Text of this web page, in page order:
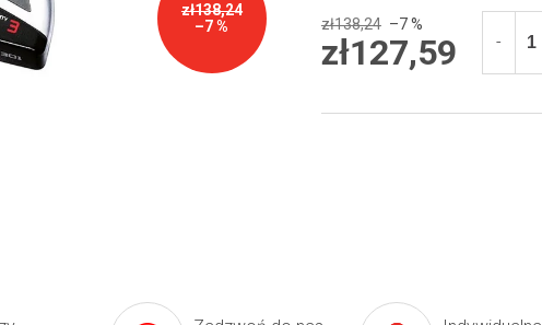
zł138,24
–7 %
zł138,24 –7 %
zł127,59